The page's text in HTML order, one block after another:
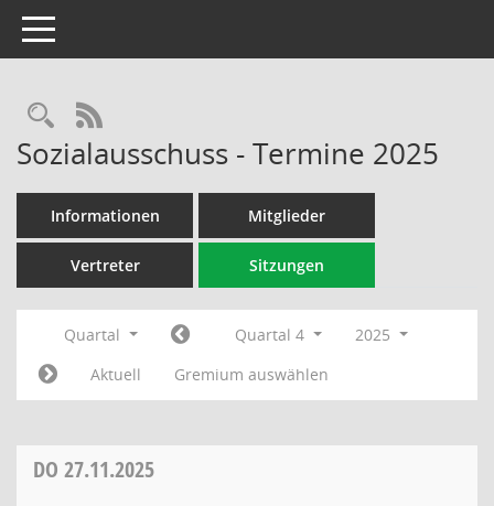
Toggle navigation
Rechercheauswahl
RSS-Feed
Sozialausschuss - Termine 2025
Informationen Mitglieder
Vertreter Sitzungen
Quartal Quartal 4
2025
Aktuell
Gremium auswählen
DO 27.11.2025